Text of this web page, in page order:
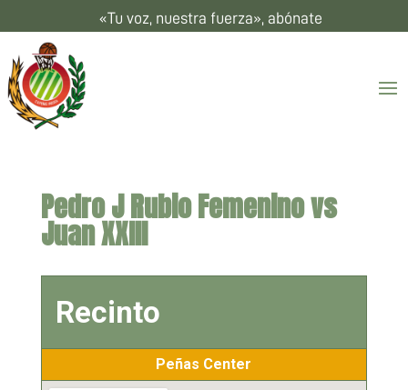
«Tu voz, nuestra fuerza», abónate
Pedro J Rubio Femenino vs
Juan XXIII
Recinto
Peñas Center